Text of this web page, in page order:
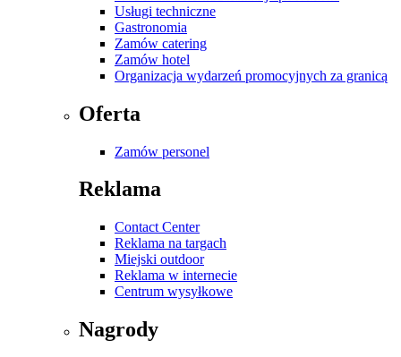
Usługi techniczne
Gastronomia
Zamów catering
Zamów hotel
Organizacja wydarzeń promocyjnych za granicą
Oferta
Zamów personel
Reklama
Contact Center
Reklama na targach
Miejski outdoor
Reklama w internecie
Centrum wysyłkowe
Nagrody